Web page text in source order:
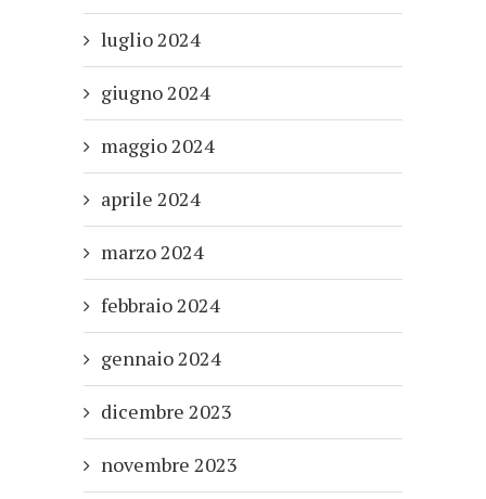
luglio 2024
giugno 2024
maggio 2024
aprile 2024
marzo 2024
febbraio 2024
gennaio 2024
dicembre 2023
novembre 2023